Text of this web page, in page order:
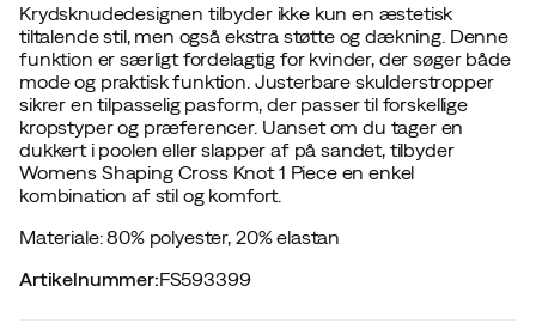
Krydsknudedesignen tilbyder ikke kun en æstetisk
tiltalende stil, men også ekstra støtte og dækning. Denne
funktion er særligt fordelagtig for kvinder, der søger både
mode og praktisk funktion. Justerbare skulderstropper
sikrer en tilpasselig pasform, der passer til forskellige
kropstyper og præferencer. Uanset om du tager en
dukkert i poolen eller slapper af på sandet, tilbyder
Womens Shaping Cross Knot 1 Piece en enkel
kombination af stil og komfort.
Materiale: 80% polyester, 20% elastan
Artikelnummer:FS593399